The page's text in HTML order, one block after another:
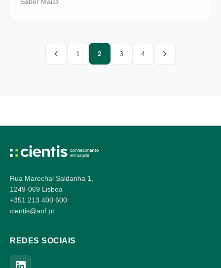
pagination
Anterior
1 2 3 4
Seguinte
Rua Marechal Saldanha 1,
1249-069 Lisboa
+351 213 400 600
cientis@anf.pt
REDES SOCIAIS